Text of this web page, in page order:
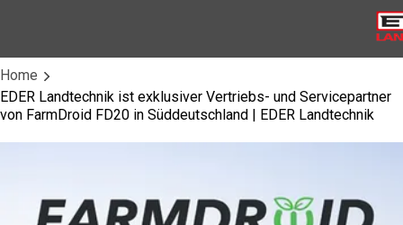
Home
EDER Landtechnik ist exklusiver Vertriebs- und Servicepartner
von FarmDroid FD20 in Süddeutschland | EDER Landtechnik